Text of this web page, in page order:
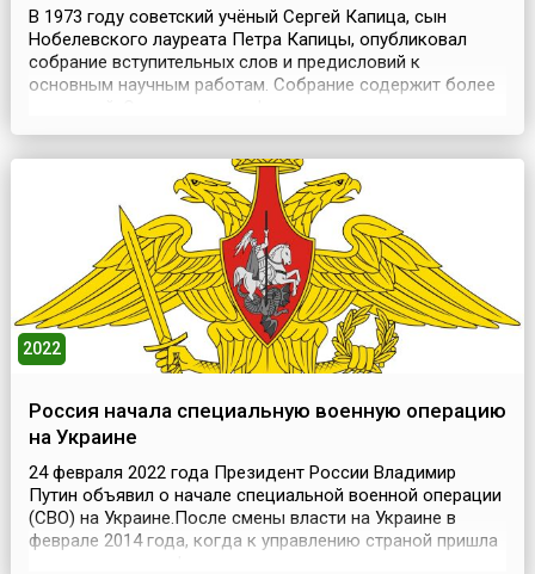
В 1973 году советский учёный Сергей Капица, сын
Нобелевского лауреата Петра Капицы, опубликовал
собрание вступительных слов и предисловий к
основным научным работам. Собрание содержит более
популярных программ «Очевидное – невероятное».
эфир на советском телевидении 24 февраля 1973 года.
2022
Россия начала специальную военную операцию
на Украине
24 февраля 2022 года Президент России Владимир
Путин объявил о начале специальной военной операции
(СВО) на Украине.После смены власти на Украине в
феврале 2014 года, когда к управлению страной пришла